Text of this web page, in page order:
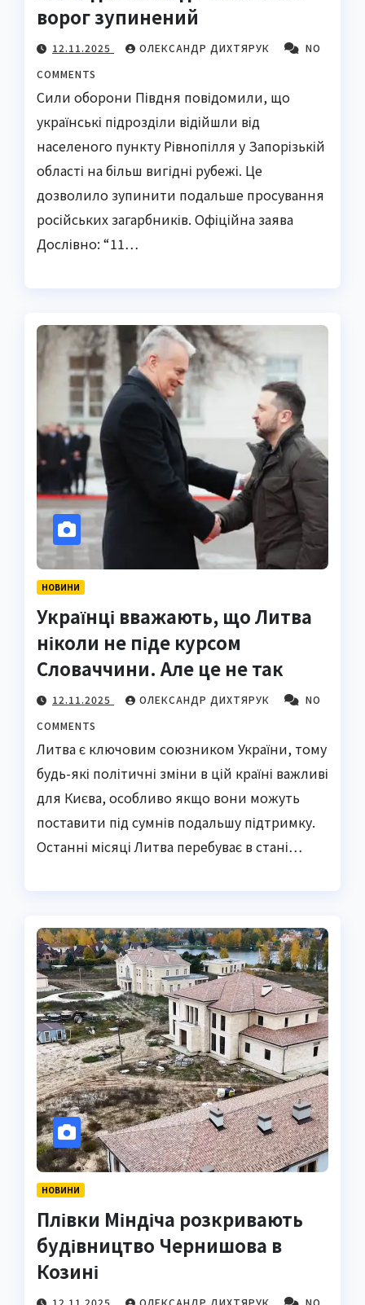
ворог зупинений
12.11.2025 ОЛЕКСАНДР ДИХТЯРУК
NO
COMMENTS
Сили оборони Півдня повідомили, що
українські підрозділи відійшли від
населеного пункту Рівнопілля у Запорізькій
області на більш вигідні рубежі. Це
дозволило зупинити подальше просування
російських загарбників. Офіційна заява
Дослівно: “11…
НОВИНИ
Українці вважають, що Литва
ніколи не піде курсом
Словаччини. Але це не так
12.11.2025 ОЛЕКСАНДР ДИХТЯРУК
NO
COMMENTS
Литва є ключовим союзником України, тому
будь-які політичні зміни в цій країні важливі
для Києва, особливо якщо вони можуть
поставити під сумнів подальшу підтримку.
Останні місяці Литва перебуває в стані…
НОВИНИ
Плівки Міндіча розкривають
будівництво Чернишова в
Козині